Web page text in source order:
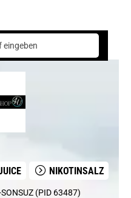
NIKOTINSALZ
(PID 63487)